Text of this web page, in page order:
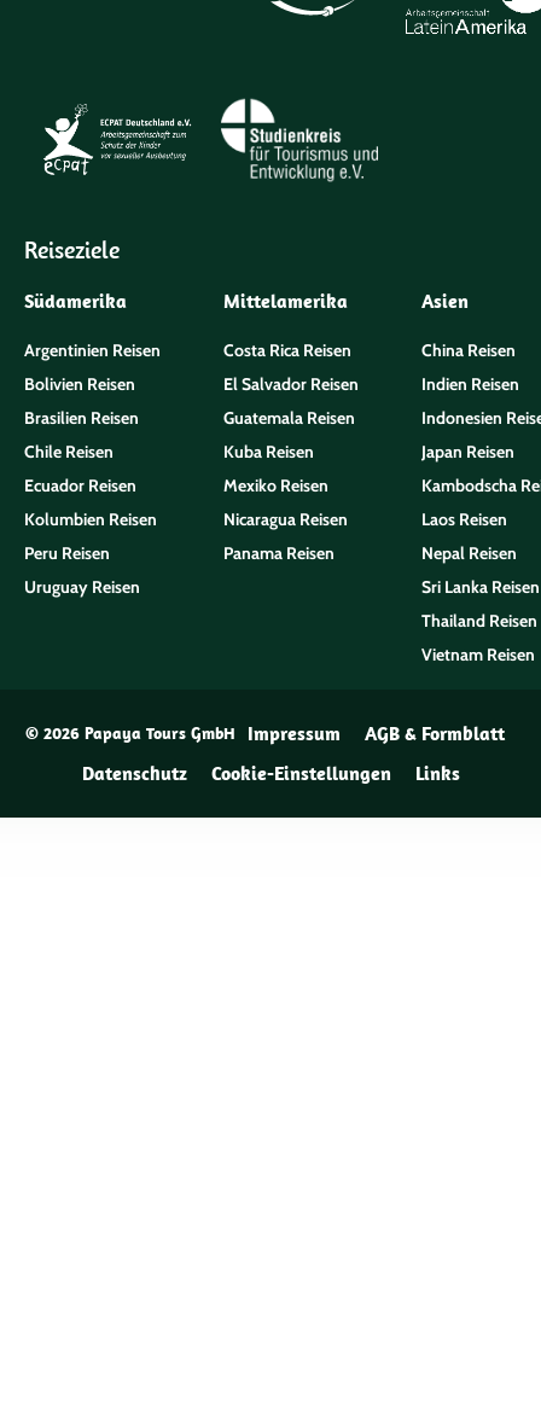
Reiseziele
Südamerika
Argentinien Reisen
Bolivien Reisen
Brasilien Reisen
Chile Reisen
Ecuador Reisen
Kolumbien Reisen
Peru Reisen
Uruguay Reisen
Mittelamerika
Costa Rica Reisen
El Salvador Reisen
Guatemala Reisen
Kuba Reisen
Mexiko Reisen
Nicaragua Reisen
Panama Reisen
Asien
China Reisen
Indien Reisen
Indonesien
Japan Reisen
Kambodscha
Laos Reisen
Nepal Reisen
Sri Lanka Reisen
Thailand Reisen
Vietnam Reisen
© 2026 Papaya Tours GmbH Impressum
AGB & Formblatt
Datenschutz
Cookie-Einstellungen Links